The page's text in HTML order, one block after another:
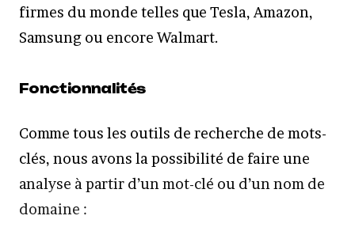
firmes du monde telles que Tesla, Amazon,
Samsung ou encore Walmart.
Fonctionnalités
Comme tous les outils de recherche de mots-
clés, nous avons la possibilité de faire une
analyse à partir d’un mot-clé ou d’un nom de
domaine :